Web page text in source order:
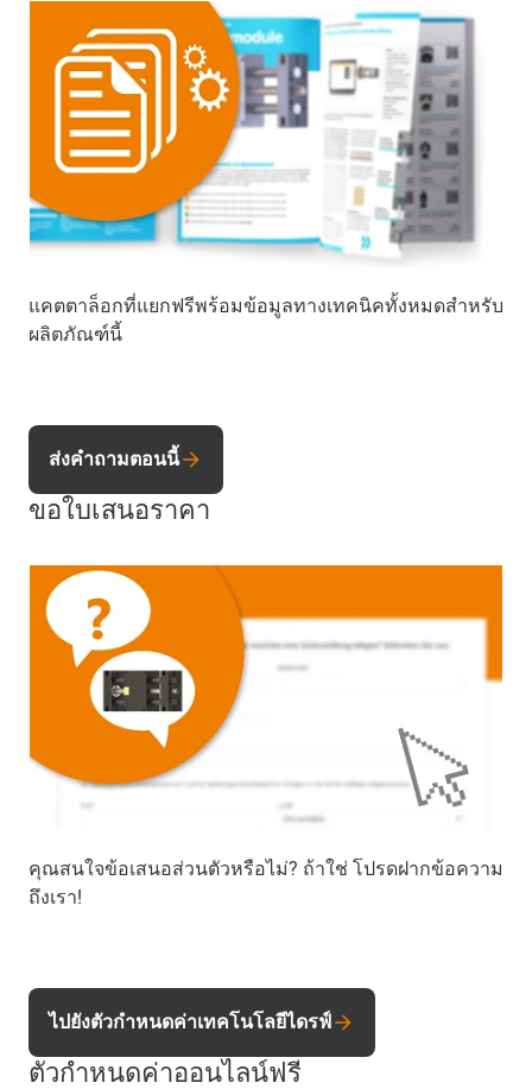
แคตตาล็อกที่แยกฟรีพร้อมข้อมูลทางเทคนิคทั้งหมดสำหรับ
ผลิตภัณฑ์นี้
ขอใบเสนอราคา
คุณสนใจข้อเสนอส่วนตัวหรือไม่? ถ้าใช่ โปรดฝากข้อความ
ถึงเรา!
ส่งคำถามตอนนี้
ตัวกำหนดค่าออนไลน์ฟรี
ไปยังตัวกำหนดค่าเทคโนโลยีไดรฟ์